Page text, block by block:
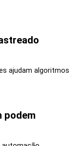
ajudam algoritmos
podem